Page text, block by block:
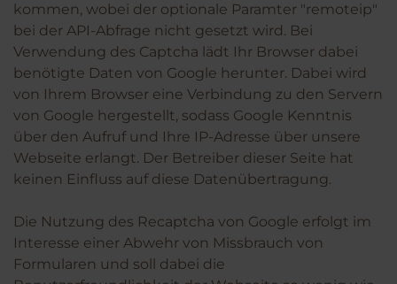
kommen, wobei der optionale Paramter "remoteip"
bei der API-Abfrage nicht gesetzt wird. Bei
Verwendung des Captcha lädt Ihr Browser dabei
benötigte Daten von Google herunter. Dabei wird
von Ihrem Browser eine Verbindung zu den Servern
von Google hergestellt, sodass Google Kenntnis
über den Aufruf und Ihre IP-Adresse über unsere
Webseite erlangt. Der Betreiber dieser Seite hat
keinen Einfluss auf diese Datenübertragung.
Die Nutzung des Recaptcha von Google erfolgt im
Interesse einer Abwehr von Missbrauch von
Formularen und soll dabei die